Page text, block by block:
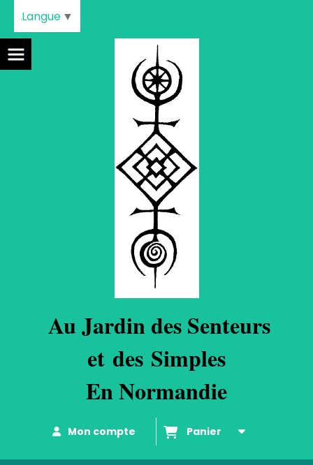
AuJardin des Senteurs
et des Simples
En Normandie
Mon compte Panier
Langue ▼